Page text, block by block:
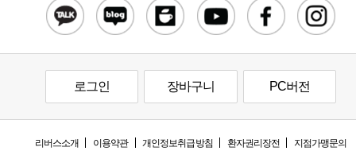
로그인 장바구니 PC버전
리버스소개 이용약관 개인정보취급방침 환자권리장전 지점가맹문의